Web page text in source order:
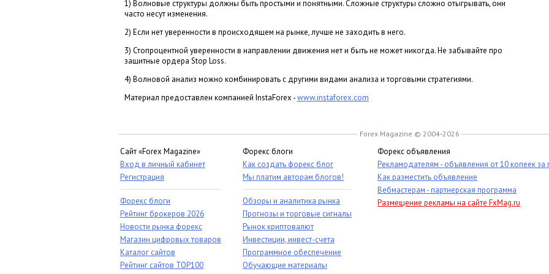
1) Волновые структуры должны быть простыми и понятными. Сложные структуры сложно отыгрывать, они
часто несут изменения.
2) Если нет уверенности в происходящем на рынке, лучше не заходить в него.
3) Стопроцентной уверенности в направлении движения нет и быть не может никогда. Не забывайте про
защитные ордера Stop Loss.
4) Волновой анализ можно комбинировать с другими видами анализа и торговыми стратегиями.
Материал предоставлен компанией InstaForex -www.instaforex.com
Forex Magazine © 2004-2026
Сайт «Forex Magazine»
Вход в личный кабинет
Регистрация
Форекс блоги
Рейтинг брокеров 2026
Новости рынка форекс
Магазин цифровых товаров
Каталог сайтов
Рейтинг сайтов TOP100
Форекс блоги
Как создать форекс блог
Мы платим авторам блогов!
Обзоры и аналитика рынка
Прогнозы и торговые сигналы
Рынок криптовалют
Инвестиции, инвест-счета
Программное обеспечение
Обучающие материалы
Форекс объявления
Рекламодателям - объявления от 10 копеек за
Как разместить объявление
Вебмастерам - партнерская программа
Размещение рекламы на сайте FxMag.ru